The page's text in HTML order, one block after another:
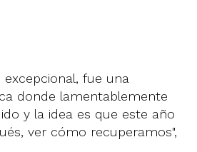
fue una
donde lamentablemente
y la idea es que este año
ver cómo recuperamos",